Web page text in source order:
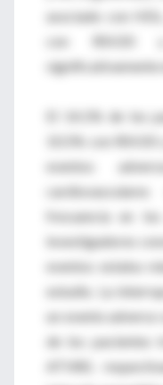
asociado con
con RSV20
significativamente
El 14.1% de los
10.5% con
eventos
frecuencia en
investigadores
eventos estaba
estudio. La
un evento adverso
de los pacientes
ATV80,